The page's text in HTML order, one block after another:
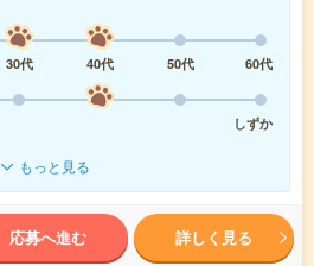
30代 40代 50代
60代
しずか
もっと見る
応募へ進む 詳しく見る